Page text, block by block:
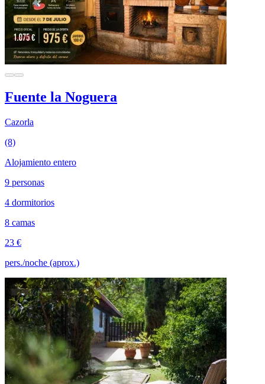
Fuente la Noguera
Cazorla
(8)
Alojamiento entero
9 personas
4 dormitorios
8 camas
23 €
pers./noche (aprox.)